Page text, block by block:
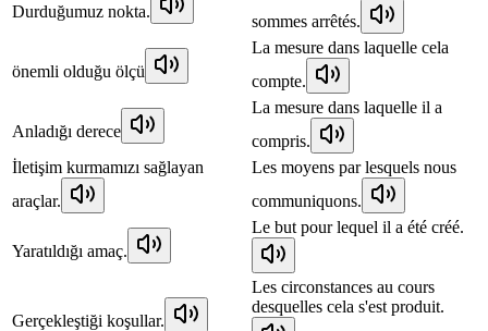
Durduğumuz nokta.
sommes arrêtés.
önemli olduğu ölçü
La mesure dans laquelle cela
compte.
Anladığı derece
La mesure dans laquelle il a
compris.
İletişim kurmamızı sağlayan
araçlar.
Les moyens par lesquels nous
communiquons.
Yaratıldığı amaç.
Le but pour lequel il a été créé.
Gerçekleştiği koşullar.
Les circonstances au cours
desquelles cela s'est produit.